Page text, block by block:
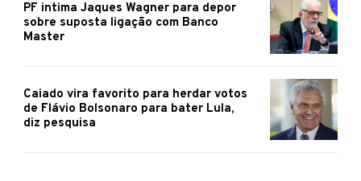
PF intima Jaques Wagner para depor
sobre suposta ligação com Banco
Master
Caiado vira favorito para herdar votos
de Flávio Bolsonaro para bater Lula,
diz pesquisa